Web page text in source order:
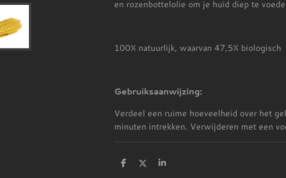
en rozenbottelolie om je huid diep te
100% natuurlijk, waarvan 47,5% biologisch
Gebruiksaanwijzing:
Verdeel een ruime hoeveelheid over het
minuten intrekken. Verwijderen met een
D
D
S